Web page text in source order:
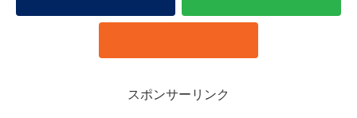
スポンサーリンク